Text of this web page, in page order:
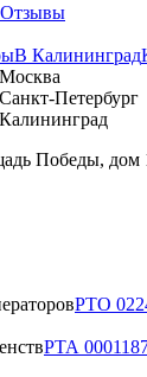
Отзывы
В Калининград
Петербург
Победы, дом
РТО
РТА